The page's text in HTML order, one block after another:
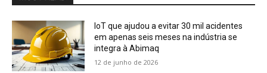
IoT que ajudou a evitar 30 mil acidentes
em apenas seis meses na indústria se
integra à Abimaq
12 de junho de 2026